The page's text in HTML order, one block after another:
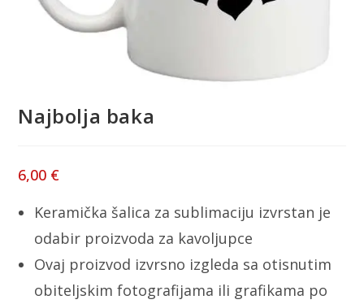
Najbolja baka
6,00 €
Keramička šalica za sublimaciju izvrstan je
odabir proizvoda za kavoljupce
Ovaj proizvod izvrsno izgleda sa otisnutim
obiteljskim fotografijama ili grafikama po